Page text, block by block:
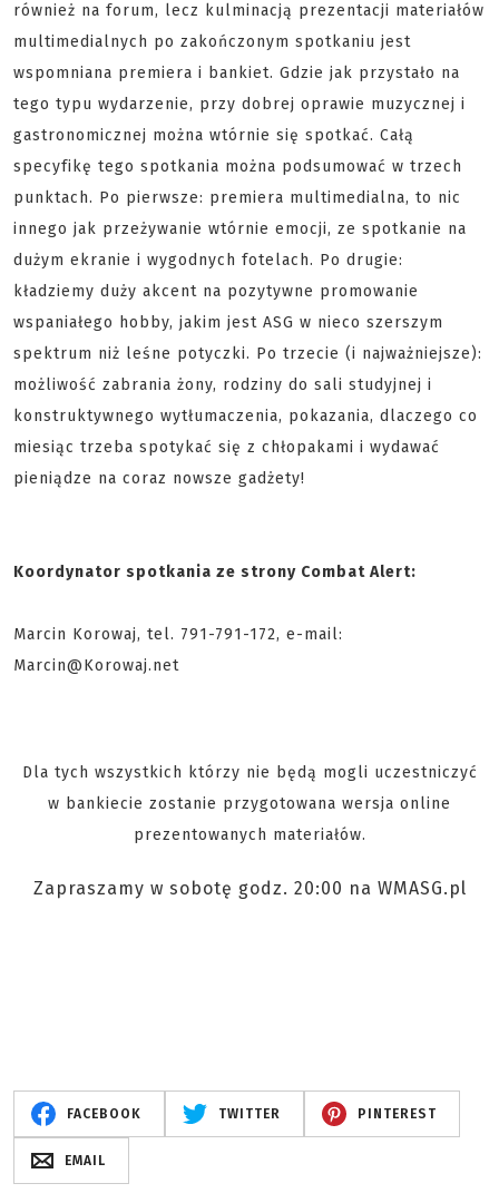
również na forum, lecz kulminacją prezentacji materiałów
multimedialnych po zakończonym spotkaniu jest
wspomniana premiera i bankiet. Gdzie jak przystało na
tego typu wydarzenie, przy dobrej oprawie muzycznej i
gastronomicznej można wtórnie się spotkać. Całą
specyfikę tego spotkania można podsumować w trzech
punktach. Po pierwsze: premiera multimedialna, to nic
innego jak przeżywanie wtórnie emocji, ze spotkanie na
dużym ekranie i wygodnych fotelach. Po drugie:
kładziemy duży akcent na pozytywne promowanie
wspaniałego hobby, jakim jest ASG w nieco szerszym
spektrum niż leśne potyczki. Po trzecie (i najważniejsze):
możliwość zabrania żony, rodziny do sali studyjnej i
konstruktywnego wytłumaczenia, pokazania, dlaczego co
miesiąc trzeba spotykać się z chłopakami i wydawać
pieniądze na coraz nowsze gadżety!
Koordynator spotkania ze strony Combat Alert:
Marcin Korowaj, tel. 791-791-172, e-mail:
Marcin@Korowaj.net
Dla tych wszystkich którzy nie będą mogli uczestniczyć
w bankiecie zostanie przygotowana wersja online
prezentowanych materiałów.
Zapraszamy w sobotę godz. 20:00 na WMASG.pl
FACEBOOK TWITTER PINTEREST
EMAIL